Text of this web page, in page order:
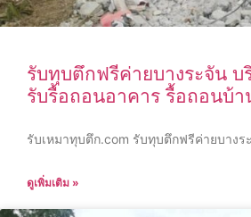
รับทุบตึกฟรีค่ายบางระจัน บ
รับรื้อถอนอาคาร รื้อถอนบ้า
รับเหมาทุบตึก.com รับทุบตึกฟรีค่ายบางร
ดูเพิ่มเติม »